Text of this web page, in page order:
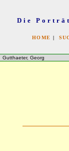
Die
HOME |
Georg